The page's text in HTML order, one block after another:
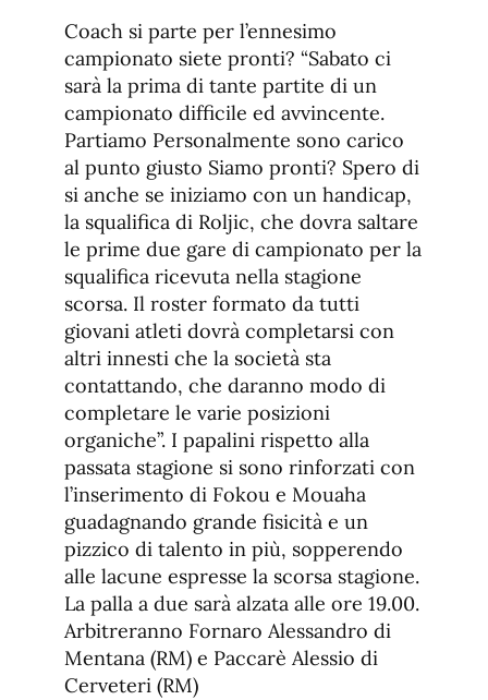
Coach si parte per l’ennesimo
campionato siete pronti? “Sabato ci
sarà la prima di tante partite di un
campionato difficile ed avvincente.
Partiamo Personalmente sono carico
al punto giusto Siamo pronti? Spero di
si anche se iniziamo con un handicap,
la squalifica di Roljic, che dovra saltare
le prime due gare di campionato per la
squalifica ricevuta nella stagione
scorsa. Il roster formato da tutti
giovani atleti dovrà completarsi con
altri innesti che la società sta
contattando, che daranno modo di
completare le varie posizioni
organiche”. I papalini rispetto alla
passata stagione si sono rinforzati con
l’inserimento di Fokou e Mouaha
guadagnando grande fisicità e un
pizzico di talento in più, sopperendo
alle lacune espresse la scorsa stagione.
La palla a due sarà alzata alle ore 19.00.
Arbitreranno Fornaro Alessandro di
Mentana (RM) e Paccarè Alessio di
Cerveteri (RM)